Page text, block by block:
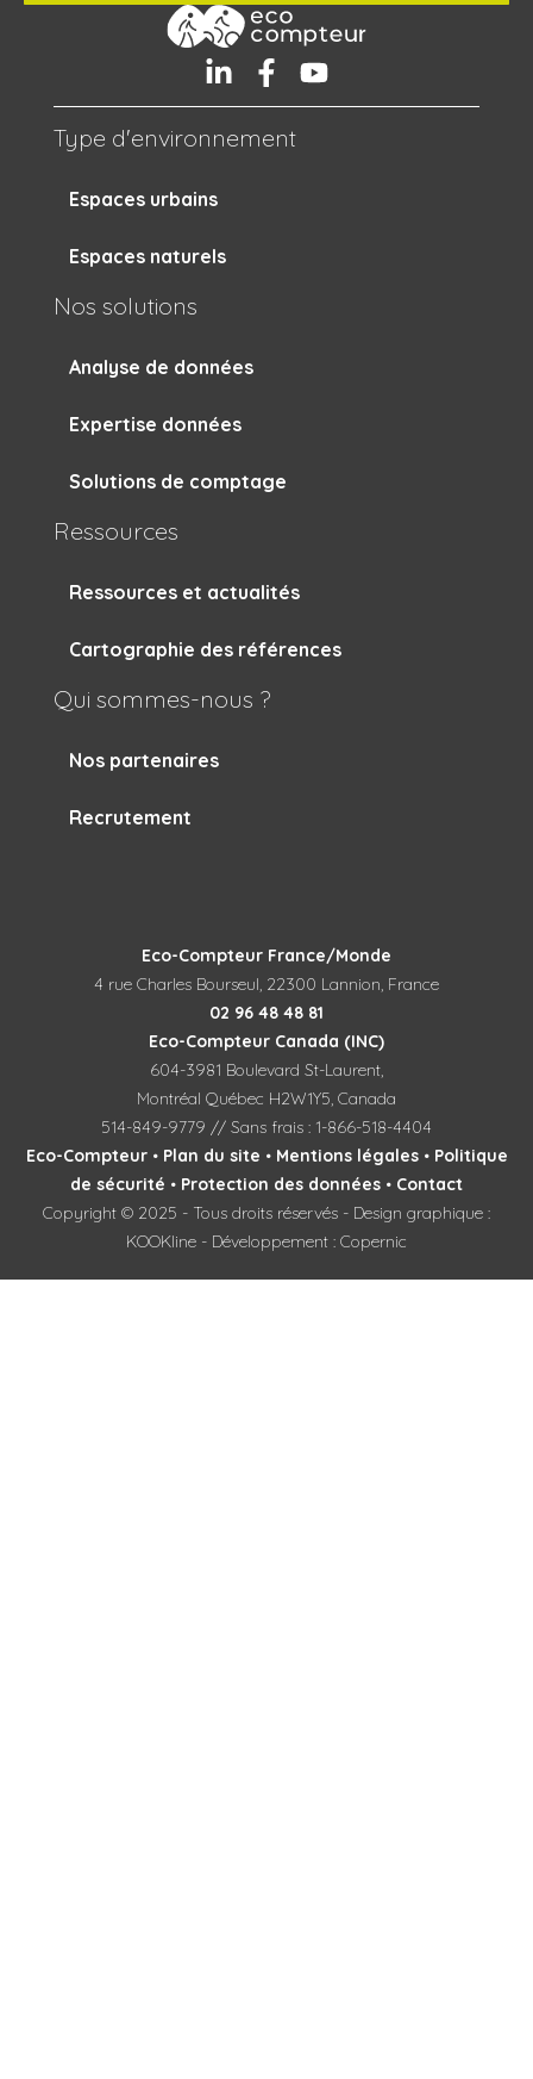
Type d'environnement
Espaces urbains
Espaces naturels
Nos solutions
Analyse de données
Expertise données
Solutions de comptage
Ressources
Ressources et actualités
Cartographie des références
Qui sommes-nous ?
Nos partenaires
Recrutement
Eco-Compteur France/Monde
4 rue Charles Bourseul, 22300 Lannion, France
02 96 48 48 81
Eco-Compteur Canada (INC)
604-3981 Boulevard St-Laurent,
Montréal Québec H2W1Y5, Canada
514-849-9779 // Sans frais : 1-866-518-4404
Eco-Compteur• Plan du site • Mentions légales• Politique
de sécurité • Protection des données • Contact
Copyright © 2025 - Tous droits réservés - Design graphique :
KOOKline - Développement : Copernic